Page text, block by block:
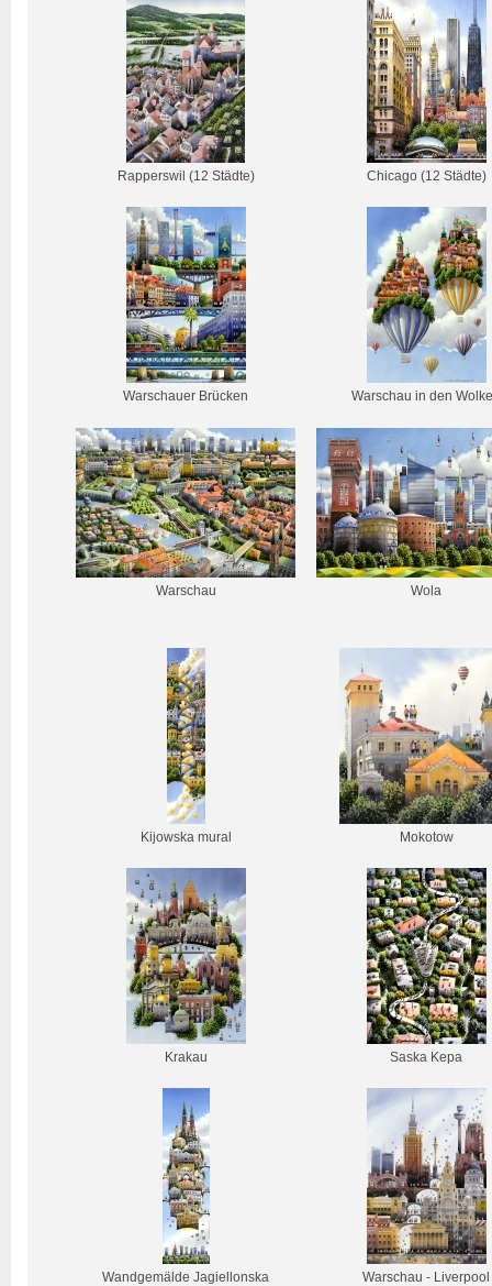
Rapperswil (12 Städte) Chicago (12 Städte)
Warschauer Brücken Warschau in den
Warschau Wola
Kijowska mural Mokotow
Krakau Saska Kepa
Wandgemälde Jagiellonska Warschau - Liverpool